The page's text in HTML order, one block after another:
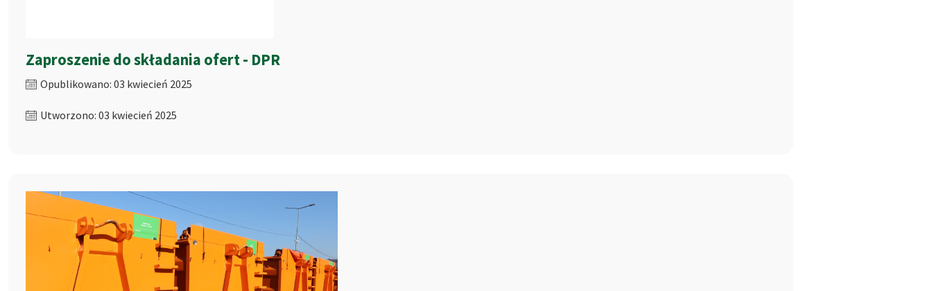
Zaproszenie do składania ofert - DPR
Opublikowano: 03 kwiecień 2025
Utworzono: 03 kwiecień 2025